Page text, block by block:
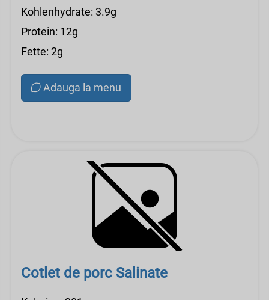
Kohlenhydrate: 3.9g
Protein: 12g
Fette: 2g
Adauga la menu
Cotlet de porc Salinate